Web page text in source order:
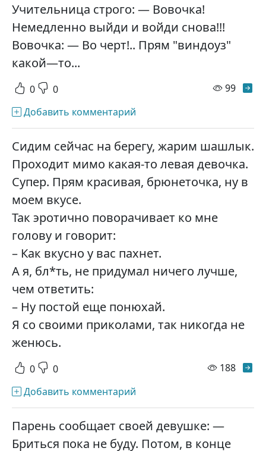
Учительница строго: — Вовочка!
Немедленно выйди и войди снова!!!
Вовочка: — Во черт!.. Прям "виндоуз"
какой—то...
0 0 99
Добавить комментарий
Сидим сейчас на берегу, жарим шашлык.
Проходит мимо какая-то левая девочка.
Супер. Прям красивая, брюнеточка, ну в
моем вкусе.
Так эротично поворачивает ко мне
голову и говорит:
– Как вкусно у вас пахнет.
А я, бл*ть, не придумал ничего лучше,
чем ответить:
– Ну постой еще понюхай.
Я со своими приколами, так никогда не
женюсь.
0 0 188
Добавить комментарий
Парень сообщает своей девушке: —
Бриться пока не буду. Потом, в конце